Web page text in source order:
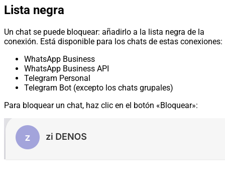
Lista negra
Un chat se puede bloquear: añadirlo a la lista negra de la
conexión. Está disponible para los chats de estas conexiones:
WhatsApp Business
WhatsApp Business API
Telegram Personal
Telegram Bot (excepto los chats grupales)
Para bloquear un chat, haz clic en el botón «Bloquear»: